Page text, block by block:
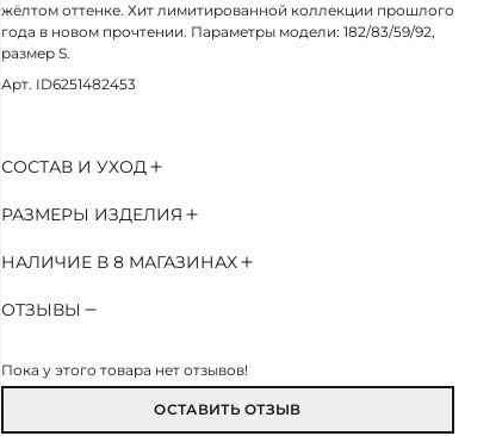
жёлтом оттенке. Хит лимитированной коллекции прошлого
года в новом прочтении. Параметры модели: 182/83/59/92,
размер S.
Арт. ID6251482453
СОСТАВ И УХОД
РАЗМЕРЫ ИЗДЕЛИЯ
НАЛИЧИЕ В 8 МАГАЗИНАХ
ОТЗЫВЫ
Пока у этого товара нет отзывов!
ОСТАВИТЬ ОТЗЫВ